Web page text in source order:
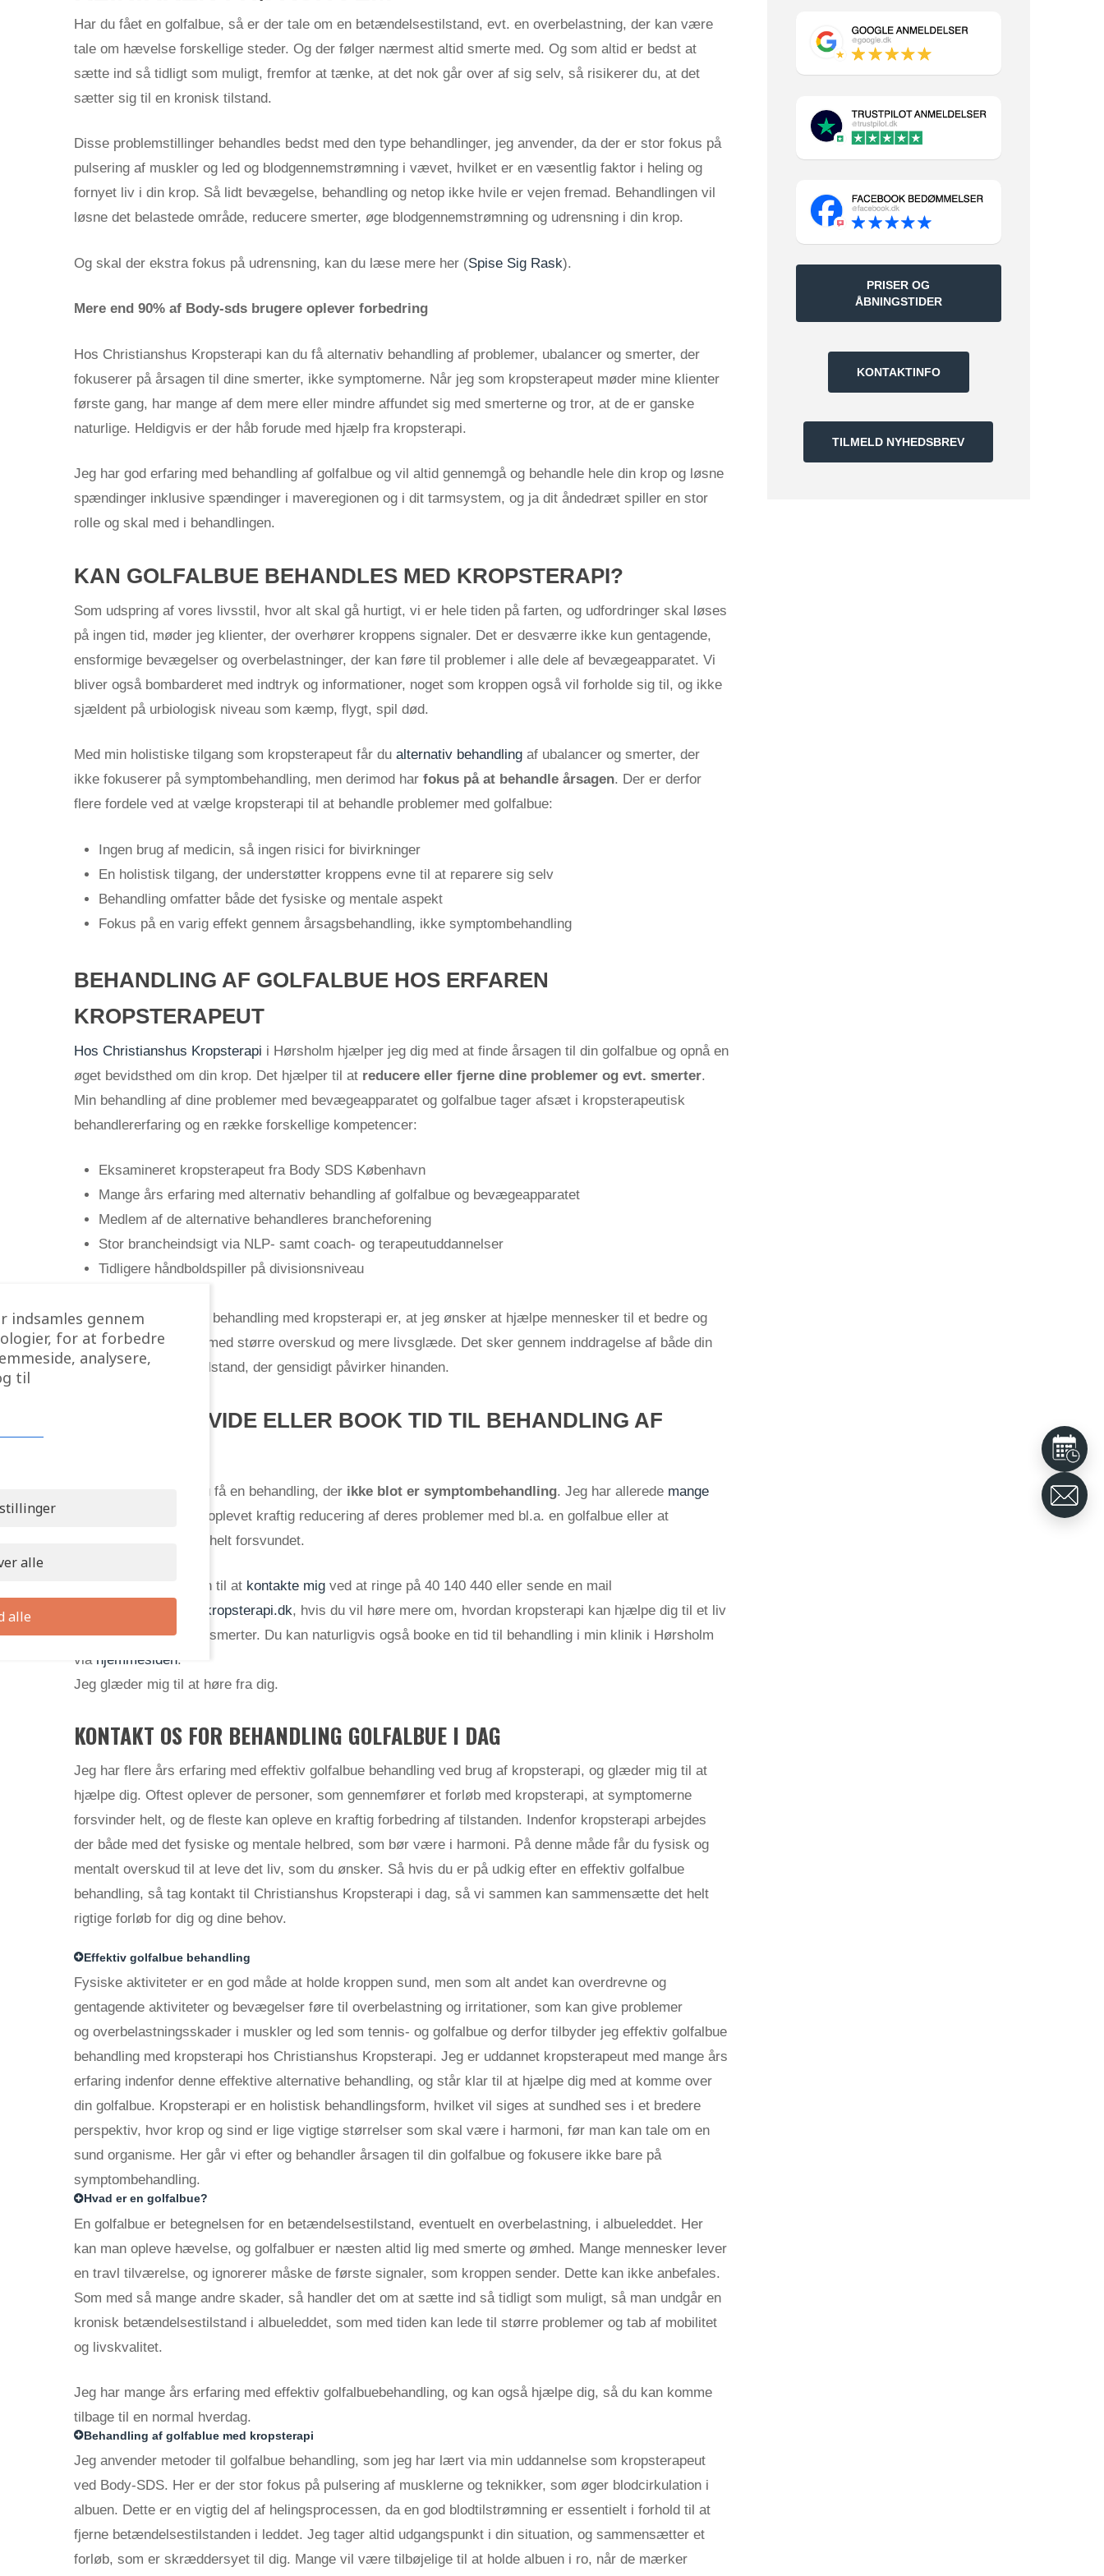
Har du fået en golfalbue, så er der tale om en betændelsestilstand, evt. en overbelastning, der kan være
tale om hævelse forskellige steder. Og der følger nærmest altid smerte med. Og som altid er bedst at
sætte ind så tidligt som muligt, fremfor at tænke, at det nok går over af sig selv, så risikerer du, at det
sætter sig til en kronisk tilstand.
Disse problemstillinger behandles bedst med den type behandlinger, jeg anvender, da der er stor fokus på
pulsering af muskler og led og blodgennemstrømning i vævet, hvilket er en væsentlig faktor i heling og
fornyet liv i din krop. Så lidt bevægelse, behandling og netop ikke hvile er vejen fremad. Behandlingen vil
løsne det belastede område, reducere smerter, øge blodgennemstrømning og udrensning i din krop.
Og skal der ekstra fokus på udrensning, kan du læse mere her (Spise Sig Rask).
Mere end 90% af Body-sds brugere oplever forbedring
Hos Christianshus Kropsterapi kan du få alternativ behandling af problemer, ubalancer og smerter, der
fokuserer på årsagen til dine smerter, ikke symptomerne. Når jeg som kropsterapeut møder mine klienter
første gang, har mange af dem mere eller mindre affundet sig med smerterne og tror, at de er ganske
naturlige. Heldigvis er der håb forude med hjælp fra kropsterapi.
Jeg har god erfaring med behandling af golfalbue og vil altid gennemgå og behandle hele din krop og løsne
spændinger inklusive spændinger i maveregionen og i dit tarmsystem, og ja dit åndedræt spiller en stor
rolle og skal med i behandlingen.
KAN GOLFALBUE BEHANDLES MED KROPSTERAPI?
Som udspring af vores livsstil, hvor alt skal gå hurtigt, vi er hele tiden på farten, og udfordringer skal løses
på ingen tid, møder jeg klienter, der overhører kroppens signaler. Det er desværre ikke kun gentagende,
ensformige bevægelser og overbelastninger, der kan føre til problemer i alle dele af bevægeapparatet. Vi
bliver også bombarderet med indtryk og informationer, noget som kroppen også vil forholde sig til, og ikke
sjældent på urbiologisk niveau som kæmp, flygt, spil død.
Med min holistiske tilgang som kropsterapeut får dualternativ behandling af ubalancer og smerter, der
ikke fokuserer på symptombehandling, men derimod harfokus på at behandle årsagen. Der er derfor
flere fordele ved at vælge kropsterapi til at behandle problemer med golfalbue:
Ingen brug af medicin, så ingen risici for bivirkninger
En holistisk tilgang, der understøtter kroppens evne til at reparere sig selv
Behandling omfatter både det fysiske og mentale aspekt
Fokus på en varig effekt gennem årsagsbehandling, ikke symptombehandling
BEHANDLING AF GOLFALBUE HOS ERFAREN
KROPSTERAPEUT
Hos Christianshus Kropsterapi i Hørsholm hjælper jeg dig med at finde årsagen til din golfalbue og opnå en
øget bevidsthed om din krop. Det hjælper til at reducere eller fjerne dine problemer og evt. smerter.
Min behandling af dine problemer med bevægeapparatet og golfalbue tager afsæt i kropsterapeutisk
behandlererfaring og en række forskellige kompetencer:
Eksamineret kropsterapeut fra Body SDS København
Mange års erfaring med alternativ behandling af golfalbue og bevægeapparatet
Medlem af de alternative behandleres brancheforening
Stor brancheindsigt via NLP- samt coach- og terapeutuddannelser
Tidligere håndboldspiller på divisionsniveau
Det helt centrale i min behandling med kropsterapi er, at jeg ønsker at hjælpe mennesker til et bedre og
mere afbalanceret liv med større overskud og mere livsglæde. Det sker gennem inddragelse af både din
fysiske og psykiske tilstand, der gensidigt påvirker hinanden.
FÅ MERE AT VIDE ELLER BOOK TID TIL BEHANDLING AF
Med kropsterapi vil du få en behandling, der ikke blot er symptombehandling. Jeg har allerede mange
, der har oplevet kraftig reducering af deres problemer med bl.a. en golfalbue eller at
problemerne oftest er helt forsvundet.
Du er altid velkommen til at kontakte mig ved at ringe på 40 140 440 eller sende en mail
per@christianshuskropsterapi.dk, hvis du vil høre mere om, hvordan kropsterapi kan hjælpe dig til et liv
med færre eller ingen smerter. Du kan naturligvis også booke en tid til behandling i min klinik i Hørsholm
via hjemmesiden.
Jeg glæder mig til at høre fra dig.
KONTAKT OS FOR BEHANDLING GOLFALBUE I DAG
Jeg har flere års erfaring med effektiv golfalbue behandling ved brug af kropsterapi, og glæder mig til at
hjælpe dig. Oftest oplever de personer, som gennemfører et forløb med kropsterapi, at symptomerne
forsvinder helt, og de fleste kan opleve en kraftig forbedring af tilstanden. Indenfor kropsterapi arbejdes
der både med det fysiske og mentale helbred, som bør være i harmoni. På denne måde får du fysisk og
mentalt overskud til at leve det liv, som du ønsker. Så hvis du er på udkig efter en effektiv golfalbue
behandling, så tag kontakt til Christianshus Kropsterapi i dag, så vi sammen kan sammensætte det helt
rigtige forløb for dig og dine behov.
Effektiv golfalbue behandling
Fysiske aktiviteter er en god måde at holde kroppen sund, men som alt andet kan overdrevne og
gentagende aktiviteter og bevægelser føre til overbelastning og irritationer, som kan give problemer
og overbelastningsskader i muskler og led som tennis- og golfalbue og derfor tilbyder jeg effektiv golfalbue
behandling med kropsterapi hos Christianshus Kropsterapi. Jeg er uddannet kropsterapeut med mange års
erfaring indenfor denne effektive alternative behandling, og står klar til at hjælpe dig med at komme over
din golfalbue. Kropsterapi er en holistisk behandlingsform, hvilket vil siges at sundhed ses i et bredere
perspektiv, hvor krop og sind er lige vigtige størrelser som skal være i harmoni, før man kan tale om en
sund organisme. Her går vi efter og behandler årsagen til din golfalbue og fokusere ikke bare på
symptombehandling.
Hvad er en golfalbue?
En golfalbue er betegnelsen for en betændelsestilstand, eventuelt en overbelastning, i albueleddet. Her
kan man opleve hævelse, og golfalbuer er næsten altid lig med smerte og ømhed. Mange mennesker lever
en travl tilværelse, og ignorerer måske de første signaler, som kroppen sender. Dette kan ikke anbefales.
Som med så mange andre skader, så handler det om at sætte ind så tidligt som muligt, så man undgår en
kronisk betændelsestilstand i albueleddet, som med tiden kan lede til større problemer og tab af mobilitet
og livskvalitet.
Jeg har mange års erfaring med effektiv golfalbuebehandling, og kan også hjælpe dig, så du kan komme
tilbage til en normal hverdag.
Behandling af golfablue med kropsterapi
Jeg anvender metoder til golfalbue behandling, som jeg har lært via min uddannelse som kropsterapeut
ved Body-SDS. Her er der stor fokus på pulsering af musklerne og teknikker, som øger blodcirkulation i
albuen. Dette er en vigtig del af helingsprocessen, da en god blodtilstrømning er essentielt i forhold til at
fjerne betændelsestilstanden i leddet. Jeg tager altid udgangspunkt i din situation, og sammensætter et
forløb, som er skræddersyet til dig. Mange vil være tilbøjelige til at holde albuen i ro, når de mærker
Google
anmeldelser
Trustpilot
anmeldelser
Facebook
bedømmelser
PRISER OG
ÅBNINGSTIDER
KONTAKTINFO
TILMELD NYHEDSBREV
indsamles gennem
for at forbedre
analysere,
til
alle
alle